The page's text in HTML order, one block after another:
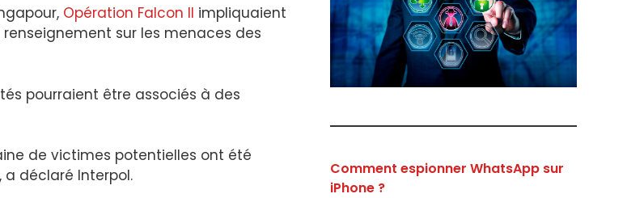
Opération Falcon II impliquaient
sur les menaces des
pourraient être associés à des
de victimes potentielles ont été
a déclaré Interpol.
Comment espionner WhatsApp sur
iPhone ?